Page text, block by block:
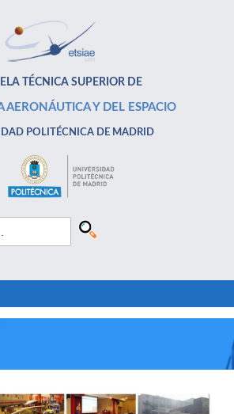
TÉCNICA SUPERIOR DE
AERONÁUTICA Y DEL ESPACIO
POLITÉCNICA DE MADRID